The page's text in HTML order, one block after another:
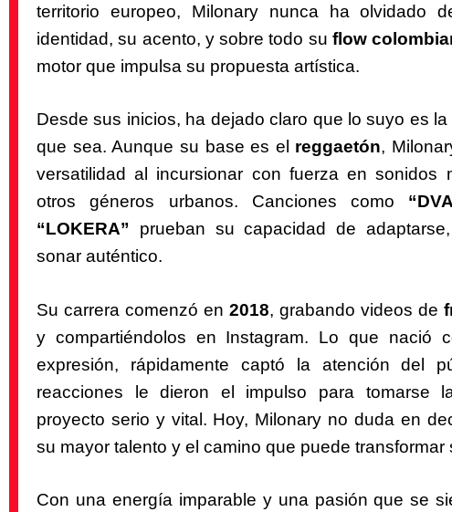
territorio europeo, Milonary nunca ha olvidado
identidad, su acento, y sobre todo su flow
motor que impulsa su propuesta artística.
Desde sus inicios, ha dejado claro que lo suyo es
que sea. Aunque su base es el reggaetón,
versatilidad al incursionar con fuerza en sonidos
otros géneros urbanos. Canciones como
“LOKERA” prueban su capacidad de
sonar auténtico.
Su carrera comenzó en 2018, grabando videos de
y compartiéndolos en Instagram. Lo que nació
expresión, rápidamente captó la atención del
reacciones le dieron el impulso para tomarse
proyecto serio y vital. Hoy, Milonary no duda en
su mayor talento y el camino que puede transformar
Con una energía imparable y una pasión que se